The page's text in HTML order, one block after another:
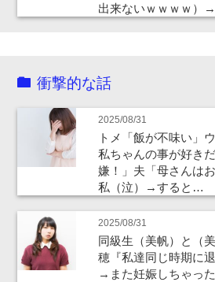
出来ないｗｗｗｗ）
衝撃的な話
2025/08/31
トメ「飯が不味い」
私ちゃんの事が好き
嫌！」夫「母さんは
私（泣）→すると…
2025/08/31
同級生（美帆）と（
穂『私達同じ時期
→また妊娠しちゃっ